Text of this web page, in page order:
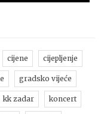
cijene cijepljenje
gradsko vijeće
kk zadar koncert